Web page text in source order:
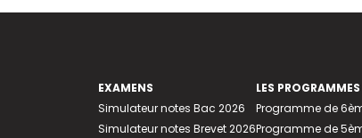
EXAMENS
Simulateur notes Bac 2026
Simulateur notes Brevet 2026
LES PROGRAMMES
Programme de
Programme de